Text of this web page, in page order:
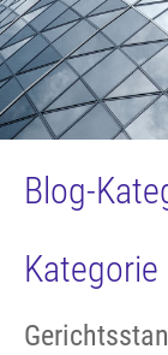
Blog-
Kategorie